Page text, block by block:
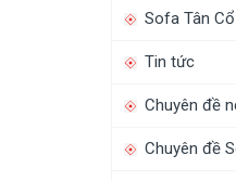
Sofa Tân
Tin tức
Chuyên đề
Chuyên đề